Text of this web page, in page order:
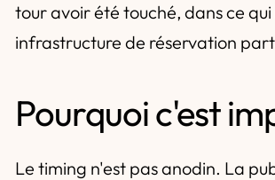
tour avoir été touché, dans ce
infrastructure de réservation
Pourquoi c'est
Le timing n'est pas anodin. La